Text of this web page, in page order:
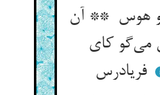
و هوس ** آن
می‌گو کای
فریادرس